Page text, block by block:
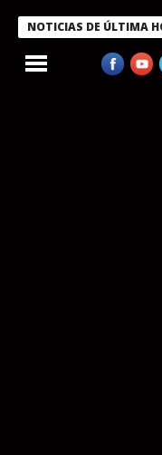
NOTICIAS DE ÚLTIMA
condecora a